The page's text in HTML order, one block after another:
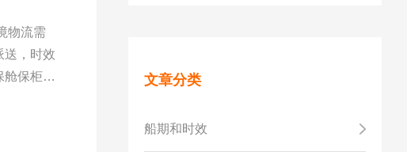
物流需
送，时效
舱保柜，
文章分类
船期和时效